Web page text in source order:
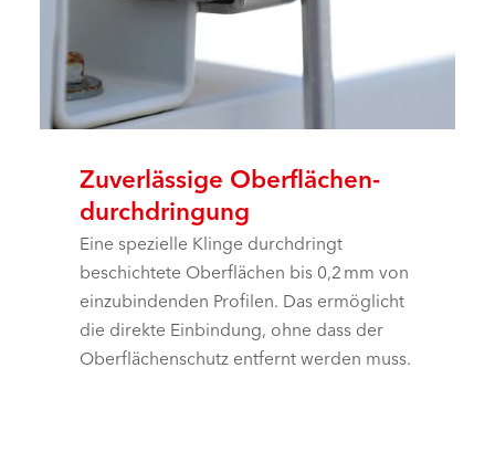
Zuverlässige Oberflächen­
durchdringung
Eine spezielle Klinge durchdringt
beschichtete Oberflächen bis 0,2 mm von
einzubindenden Profilen. Das ermöglicht
die direkte Einbindung, ohne dass der
Oberflächenschutz entfernt werden muss.